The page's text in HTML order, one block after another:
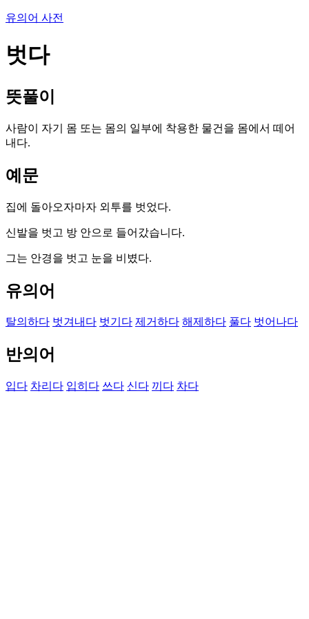
유의어 사전
벗다
뜻풀이
사람이 자기 몸 또는 몸의 일부에 착용한 물건을 몸에서 떼어
내다.
예문
집에 돌아오자마자 외투를 벗었다.
신발을 벗고 방 안으로 들어갔습니다.
그는 안경을 벗고 눈을 비볐다.
유의어
탈의하다 벗겨내다 벗기다 제거하다 해제하다 풀다 벗어나다
반의어
입다 차리다 입히다 쓰다 신다 끼다 차다